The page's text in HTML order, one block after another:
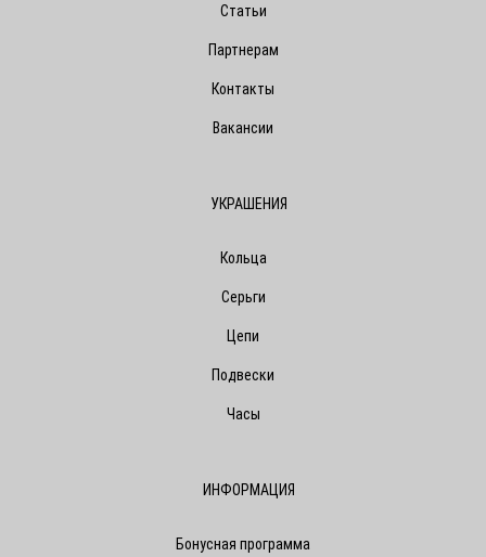
Статьи
Партнерам
Контакты
Вакансии
УКРАШЕНИЯ
Кольца
Серьги
Цепи
Подвески
Часы
ИНФОРМАЦИЯ
Бонусная программа